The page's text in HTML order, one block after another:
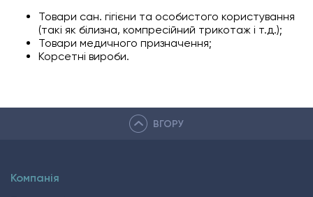
Товари сан. гігієни та особистого користування
(такі як білизна, компресійний трикотаж і т.д.);
Товари медичного призначення;
Корсетні вироби.
ВГОРУ
Компанія